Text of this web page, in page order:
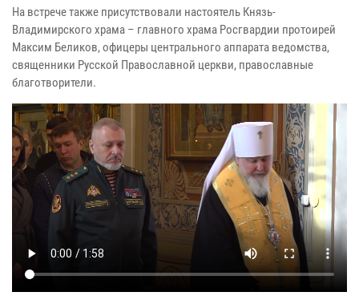
На встрече также присутствовали настоятель Князь-
Владимирского храма – главного храма Росгвардии протоирей
Максим Беликов, офицеры центрального аппарата ведомства,
священники Русской Православной церкви, православные
благотворители.